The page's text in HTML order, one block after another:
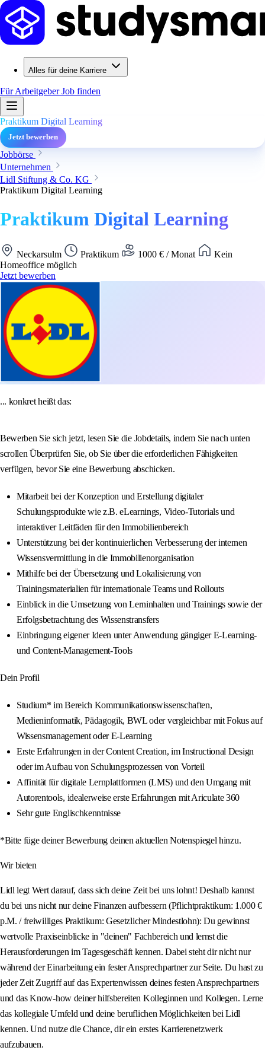
Alles für deine Karriere
Für ArbeitgeberJob finden
Praktikum Digital Learning
Jetzt bewerben
Jobbörse
Unternehmen
Lidl Stiftung & Co. KG
Praktikum Digital Learning
Praktikum Digital Learning
Neckarsulm Praktikum 1000 € / Monat
Kein
Homeoffice möglich
Jetzt bewerben
... konkret heißt das:
Bewerben Sie sich jetzt, lesen Sie die Jobdetails, indem Sie nach unten
scrollen Überprüfen Sie, ob Sie über die erforderlichen Fähigkeiten
verfügen, bevor Sie eine Bewerbung abschicken.
Mitarbeit bei der Konzeption und Erstellung digitaler
Schulungsprodukte wie z.B. eLearnings, Video-Tutorials und
interaktiver Leitfäden für den Immobilienbereich
Unterstützung bei der kontinuierlichen Verbesserung der internen
Wissensvermittlung in die Immobilienorganisation
Mithilfe bei der Übersetzung und Lokalisierung von
Trainingsmaterialien für internationale Teams und Rollouts
Einblick in die Umsetzung von Lerninhalten und Trainings sowie der
Erfolgsbetrachtung des Wissenstransfers
Einbringung eigener Ideen unter Anwendung gängiger E-Learning-
und Content-Management-Tools
Dein Profil
Studium* im Bereich Kommunikationswissenschaften,
Medieninformatik, Pädagogik, BWL oder vergleichbar mit Fokus auf
Wissensmanagement oder E-Learning
Erste Erfahrungen in der Content Creation, im Instructional Design
oder im Aufbau von Schulungsprozessen von Vorteil
Affinität für digitale Lernplattformen (LMS) und den Umgang mit
Autorentools, idealerweise erste Erfahrungen mit Ariculate 360
Sehr gute Englischkenntnisse
*Bitte füge deiner Bewerbung deinen aktuellen Notenspiegel hinzu.
Wir bieten
Lidl legt Wert darauf, dass sich deine Zeit bei uns lohnt! Deshalb kannst
du bei uns nicht nur deine Finanzen aufbessern (Pflichtpraktikum: 1.000 €
p.M. / freiwilliges Praktikum: Gesetzlicher Mindestlohn): Du gewinnst
wertvolle Praxiseinblicke in "deinen" Fachbereich und lernst die
Herausforderungen im Tagesgeschäft kennen. Dabei steht dir nicht nur
während der Einarbeitung ein fester Ansprechpartner zur Seite. Du hast zu
jeder Zeit Zugriff auf das Expertenwissen deines festen Ansprechpartners
und das Know-how deiner hilfsbereiten Kolleginnen und Kollegen. Lerne
das kollegiale Umfeld und deine beruflichen Möglichkeiten bei Lidl
kennen. Und nutze die Chance, dir ein erstes Karrierenetzwerk
aufzubauen.